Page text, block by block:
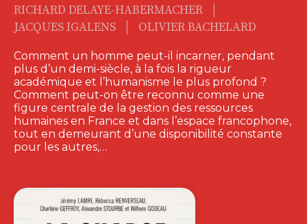
RICHARD DELAYE-HABERMACHER |
JACQUES IGALENS | OLIVIER BACHELARD
Comment un homme peut-il incarner, pendant
plus d’un demi-siècle, à la fois la rigueur
académique et l’humanisme le plus profond ?
Comment peut-on être reconnu comme une
figure centrale de la gestion des ressources
humaines en France et dans l’espace francophone,
tout en demeurant d’une disponibilité constante
pour les autres,…